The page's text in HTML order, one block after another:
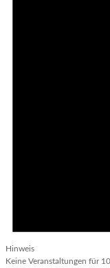
Hinweis
Keine Veranstaltungen für